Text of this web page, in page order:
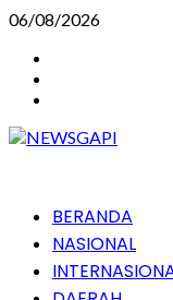
Skip
content
06/08/2026
PrimaryBERANDA
NASIONAL